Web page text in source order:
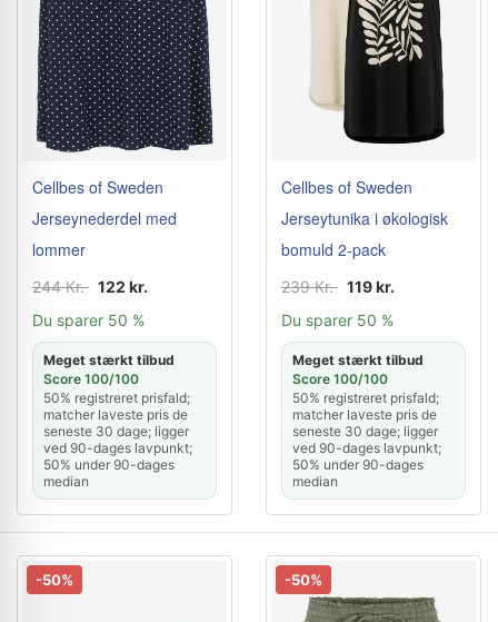
Cellbes of Sweden
Jerseynederdel med
lommer
244 Kr. 122 kr.
Du sparer 50 %
Meget stærkt tilbud
Score 100/100
50% registreret prisfald;
matcher laveste pris de
seneste 30 dage; ligger
ved 90-dages lavpunkt;
50% under 90-dages
median
Cellbes of Sweden
Jerseytunika i økologisk
bomuld 2-pack
239 Kr. 119 kr.
Du sparer 50 %
Meget stærkt tilbud
Score 100/100
50% registreret prisfald;
matcher laveste pris de
seneste 30 dage; ligger
ved 90-dages lavpunkt;
50% under 90-dages
median
-50% -50%